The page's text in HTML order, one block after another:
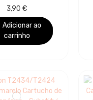
MAGENTA
DE TINTA
-
C13T08934011
3,90 €
Adicionar ao
carrinho